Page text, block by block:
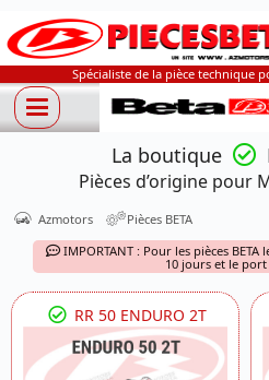
Spécialiste de la pièce technique
La boutique
Pièces d’origine pour
Azmotors
Pièces BETA
IMPORTANT : Pour les pièces BETA
10 jours et le port
RR 50 ENDURO 2T